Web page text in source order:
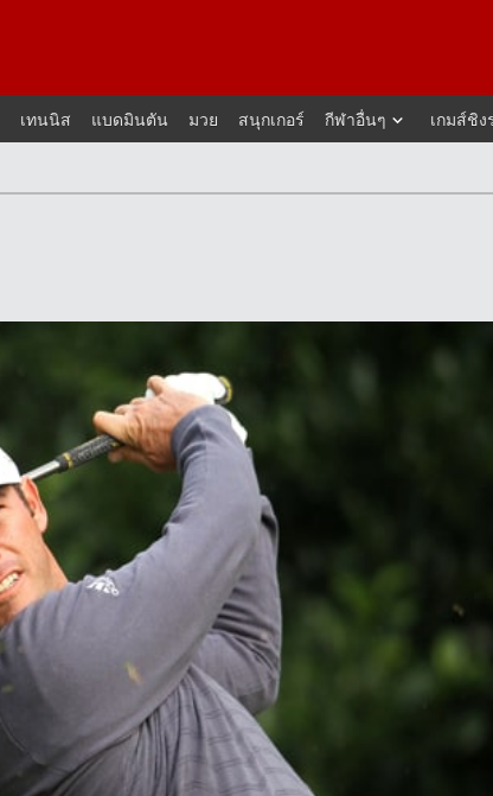
เทนนิส แบดมินตัน มวย สนุกเกอร์ กีฬาอื่นๆ
เกมส์ชิง